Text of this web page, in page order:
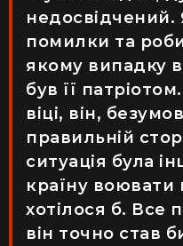
недосвідчений.
помилки та
якому випадку
був її
віці, він,
правильній
ситуація була
країну воювати
хотілося б. Все
він точно став